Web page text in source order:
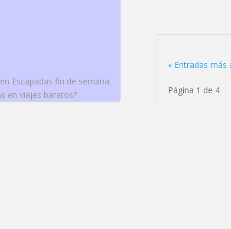
Escapadas fin de semana.
en viajes baratos?
« Entradas más
Página 1 de 4